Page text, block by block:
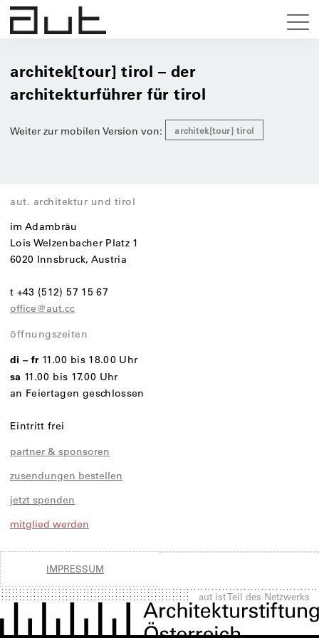
architek[tour] tirol – der
architekturführer für tirol
Weiter zur mobilen Version von: architek[tour] tirol
aut. architektur und tirol
im Adambräu
Lois Welzenbacher Platz 1
6020 Innsbruck, Austria
t +43 (512) 57 15 67
office@aut.cc
öffnungszeiten
di – fr 11.00 bis 18.00 Uhr
sa 11.00 bis 17.00 Uhr
an Feiertagen geschlossen
Eintritt frei
partner & sponsoren
zusendungen bestellen
jetzt spenden
mitglied werden
IMPRESSUM
aut ist Teil des Netzwerks